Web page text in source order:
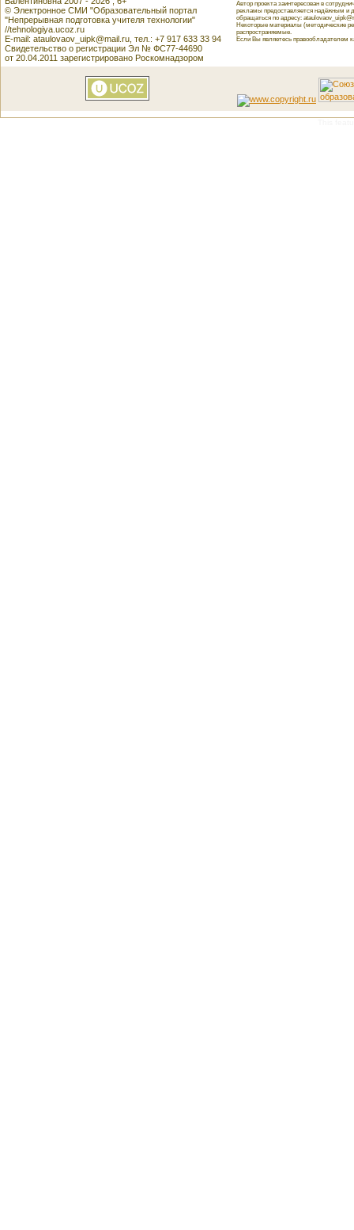
© Электронное СМИ "Образовательный портал
"Непрерывная подготовка учителя технологии"
//tehnologiya.ucoz.ru
E-mail: ataulovaov_uipk@mail.ru, тел.: +7 917 633 33 94
Свидетельство о регистрации Эл № ФС77-44690
от 20.04.2011 зарегистрировано Роскомнадзором
Автор проекта заинтересован в
рекламы предоставляется надёжным и
обращаться по адресу:
Некоторые материалы (методические
распространяемые.
Если Вы являетесь правообладателем